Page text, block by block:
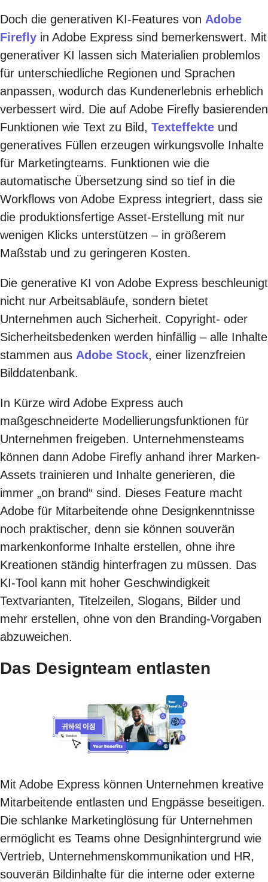
Doch die generativen KI-Features von Adobe
Firefly in Adobe Express sind bemerkenswert. Mit
generativer KI lassen sich Materialien problemlos
für unterschiedliche Regionen und Sprachen
anpassen, wodurch das Kundenerlebnis erheblich
verbessert wird. Die auf Adobe Firefly basierenden
Funktionen wie Text zu Bild, Texteffekte und
generatives Füllen erzeugen wirkungsvolle Inhalte
für Marketingteams. Funktionen wie die
automatische Übersetzung sind so tief in die
Workflows von Adobe Express integriert, dass sie
die produktionsfertige Asset-Erstellung mit nur
wenigen Klicks unterstützen – in größerem
Maßstab und zu geringeren Kosten.
Die generative KI von Adobe Express beschleunigt
nicht nur Arbeitsabläufe, sondern bietet
Unternehmen auch Sicherheit. Copyright- oder
Sicherheitsbedenken werden hinfällig – alle Inhalte
stammen aus Adobe Stock, einer lizenzfreien
Bilddatenbank.
In Kürze wird Adobe Express auch
maßgeschneiderte Modellierungsfunktionen für
Unternehmen freigeben. Unternehmensteams
können dann Adobe Firefly anhand ihrer Marken-
Assets trainieren und Inhalte generieren, die
immer „on brand“ sind. Dieses Feature macht
Adobe für Mitarbeitende ohne Designkenntnisse
noch praktischer, denn sie können souverän
markenkonforme Inhalte erstellen, ohne ihre
Kreationen ständig hinterfragen zu müssen. Das
KI-Tool kann mit hoher Geschwindigkeit
Textvarianten, Titelzeilen, Slogans, Bilder und
mehr erstellen, ohne von den Branding-Vorgaben
abzuweichen.
Das Designteam entlasten
Mit Adobe Express können Unternehmen kreative
Mitarbeitende entlasten und Engpässe beseitigen.
Die schlanke Marketinglösung für Unternehmen
ermöglicht es Teams ohne Designhintergrund wie
Vertrieb, Unternehmenskommunikation und HR,
souverän Bildinhalte für die interne oder externe